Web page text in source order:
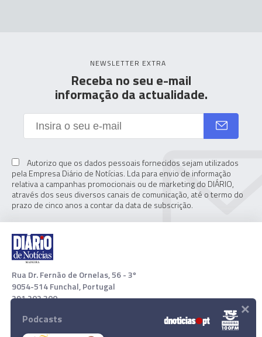
NEWSLETTER EXTRA
Receba no seu e-mail
informação da actualidade.
Autorizo que os dados pessoais fornecidos sejam utilizados
pela Empresa Diário de Notícias. Lda para envio de informação
relativa a campanhas promocionais ou de marketing do DIÁRIO,
através dos seus diversos canais de comunicação, até o termo do
prazo de cinco anos a contar da data de subscrição.
Rua Dr. Fernão de Ornelas, 56 - 3º
9054-514 Funchal, Portugal
291 202 300
Download App
Podcasts ×